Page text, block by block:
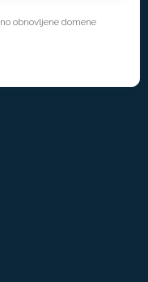
obnovljene domene